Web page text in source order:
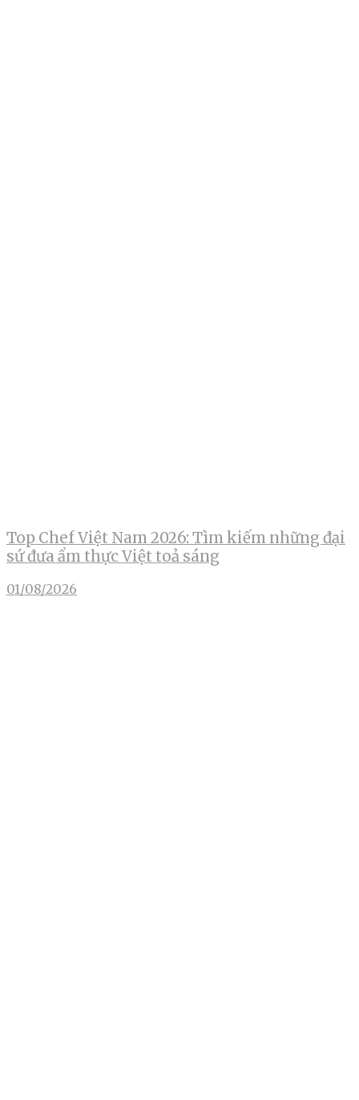
Top Chef Việt Nam 2026: Tìm kiếm những đại
sứ đưa ẩm thực Việt toả sáng
01/08/2026